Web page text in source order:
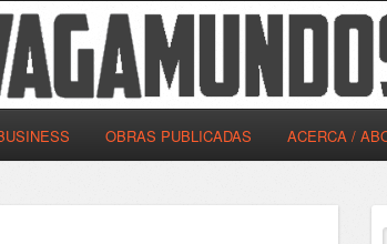
OBRAS PUBLICADAS ACERCA /